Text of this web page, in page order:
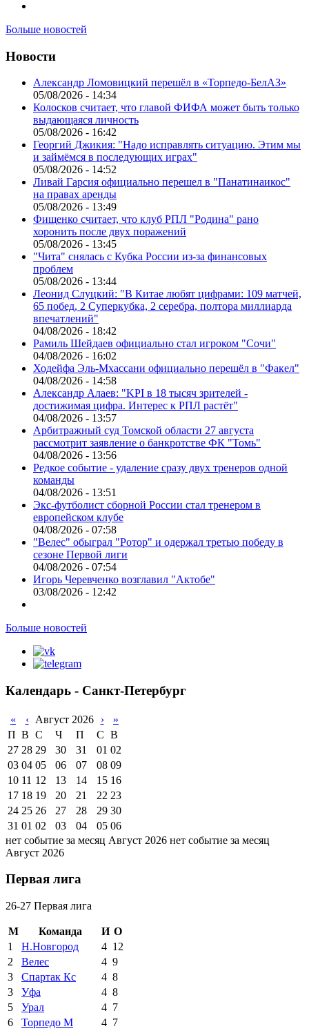
Больше новостей
Новости
Александр Ломовицкий перешёл в «Торпедо-БелАЗ»
05/08/2026 - 14:34
Колосков считает, что главой ФИФА может быть только
выдающаяся личность
05/08/2026 - 16:42
Георгий Джикия: "Надо исправлять ситуацию. Этим мы
и займёмся в последующих играх"
05/08/2026 - 14:52
Ливай Гарсия официально перешел в "Панатинаикос"
на правах аренды
05/08/2026 - 13:49
Фищенко считает, что клуб РПЛ "Родина" рано
хоронить после двух поражений
05/08/2026 - 13:45
"Чита" снялась с Кубка России из-за финансовых
проблем
05/08/2026 - 13:44
Леонид Слуцкий: "В Китае любят цифрами: 109 матчей,
65 побед, 2 Суперкубка, 2 серебра, полтора миллиарда
впечатлений"
04/08/2026 - 18:42
Рамиль Шейдаев официально стал игроком "Сочи"
04/08/2026 - 16:02
Ходейфа Эль-Мхассани официально перешёл в "Факел"
04/08/2026 - 14:58
Александр Алаев: "KPI в 18 тысяч зрителей -
достижимая цифра. Интерес к РПЛ растёт"
04/08/2026 - 13:57
Арбитражный суд Томской области 27 августа
рассмотрит заявление о банкротстве ФК "Томь"
04/08/2026 - 13:56
Редкое событие - удаление сразу двух тренеров одной
команды
04/08/2026 - 13:51
Экс-футболист сборной России стал тренером в
европейском клубе
04/08/2026 - 07:58
"Велес" обыграл "Ротор" и одержал третью победу в
сезоне Первой лиги
04/08/2026 - 07:54
Игорь Черевченко возглавил "Актобе"
03/08/2026 - 12:42
Больше новостей
Календарь - Санкт-Петербург
« ‹ Август 2026 ›
»
П В С Ч П С В
27 28 29 30 31 01 02
03 04 05 06 07 08 09
10 11 12 13 14 15 16
17 18 19 20 21 22 23
24 25 26 27 28 29 30
31 01 02 03 04 05 06
нет событие за месяц Август 2026 нет событие за месяц
Август 2026
Первая лига
26-27 Первая лига
М Команда И О
1
Н.Новгород 4 12
2
Велес 4 9
3
Спартак Кс 4 8
3
Уфа 4 8
5
Урал 4 7
6
Торпедо М 4 7